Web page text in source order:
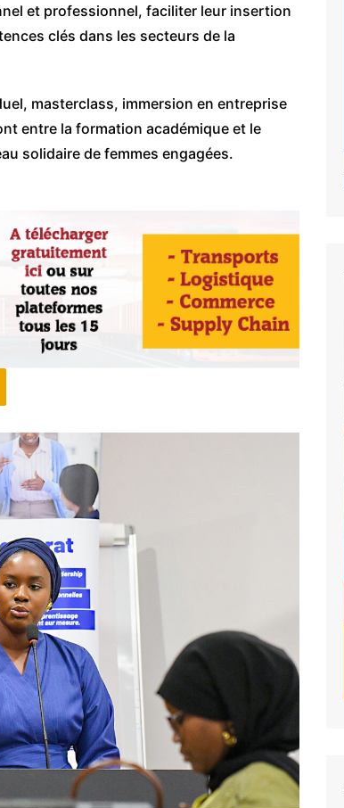
et professionnel, faciliter leur insertion
clés dans les secteurs de la
masterclass, immersion en entreprise
entre la formation académique et le
solidaire de femmes engagées.